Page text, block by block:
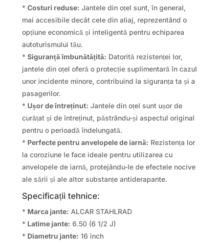
* Costuri reduse: Jantele din oțel sunt, în general,
mai accesibile decât cele din aliaj, reprezentând o
opțiune economică și inteligentă pentru echiparea
autoturismului tău.
* Siguranță îmbunătățită: Datorită rezistenței lor,
jantele din oțel oferă o protecție suplimentară în cazul
unor incidente minore, contribuind la siguranța ta și a
pasagerilor.
* Ușor de întreținut: Jantele din oțel sunt ușor de
curățat și de întreținut, păstrându-și aspectul original
pentru o perioadă îndelungată.
* Perfecte pentru anvelopele de iarnă: Rezistența lor
la coroziune le face ideale pentru utilizarea cu
anvelopele de iarnă, protejându-le de efectele nocive
ale sării și ale altor substanțe antiderapante.
Specificații tehnice:
* Marca jante: ALCAR STAHLRAD
* Latime jante: 6.50 (6 1/2 J)
* Diametru jante: 16 inch